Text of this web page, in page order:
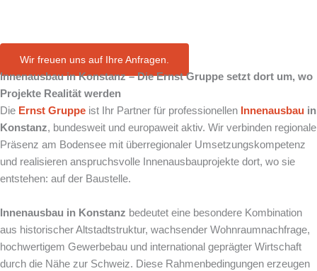
Wir freuen uns auf Ihre Anfragen.
Innenausbau in Konstanz – Die Ernst Gruppe setzt dort um, wo
Projekte Realität werden
Die Ernst Gruppe ist Ihr Partner für professionellen Innenausbau in
Konstanz, bundesweit und europaweit aktiv. Wir verbinden regionale
Präsenz am Bodensee mit überregionaler Umsetzungskompetenz
und realisieren anspruchsvolle Innenausbauprojekte dort, wo sie
entstehen: auf der Baustelle.
Innenausbau in Konstanz bedeutet eine besondere Kombination
aus historischer Altstadtstruktur, wachsender Wohnraumnachfrage,
hochwertigem Gewerbebau und international geprägter Wirtschaft
durch die Nähe zur Schweiz. Diese Rahmenbedingungen erzeugen